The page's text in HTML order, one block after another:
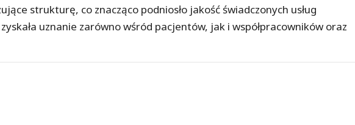
strukturę, co znacząco podniosło jakość świadczonych usług
uznanie zarówno wśród pacjentów, jak i współpracowników oraz